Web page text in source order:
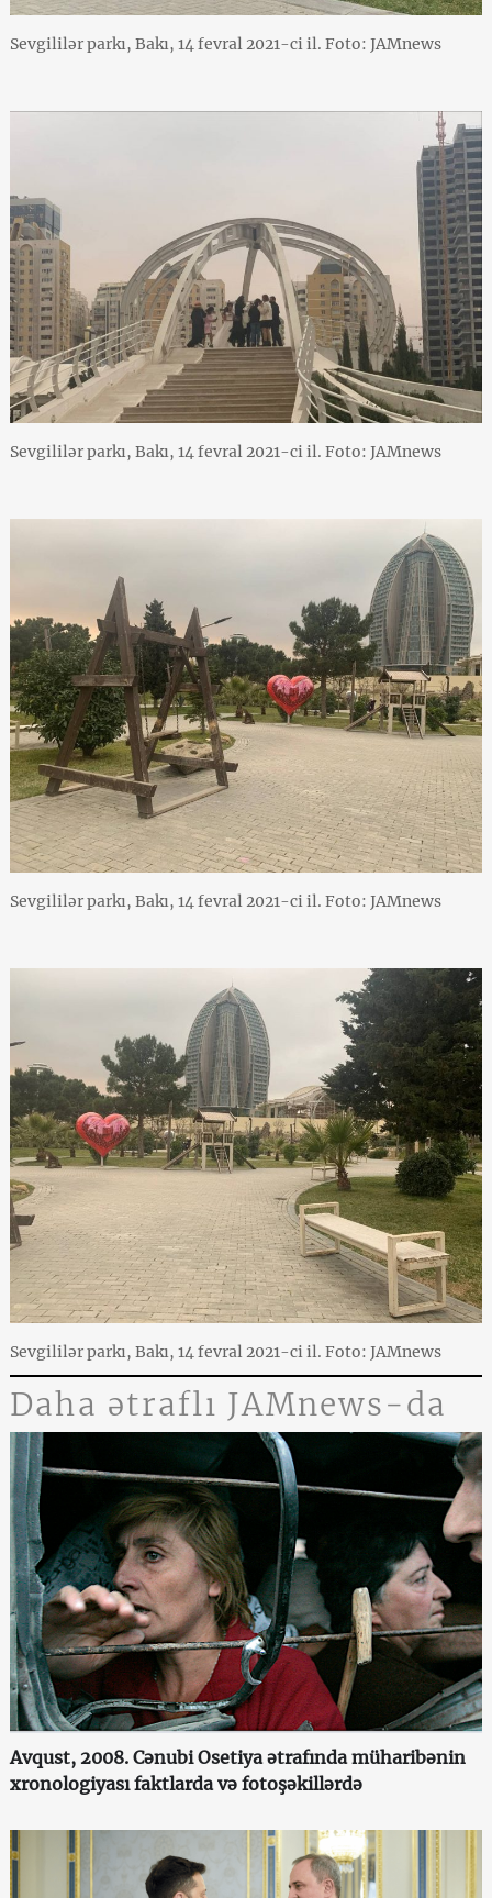
Sevgililər parkı, Bakı, 14 fevral 2021-ci il. Foto: JAMnews
Sevgililər parkı, Bakı, 14 fevral 2021-ci il. Foto: JAMnews
Sevgililər parkı, Bakı, 14 fevral 2021-ci il. Foto: JAMnews
Sevgililər parkı, Bakı, 14 fevral 2021-ci il. Foto: JAMnews
Daha ətraflı JAMnews-da
Avqust, 2008. Cənubi Osetiya ətrafında müharibənin
xronologiyası faktlarda və fotoşəkillərdə